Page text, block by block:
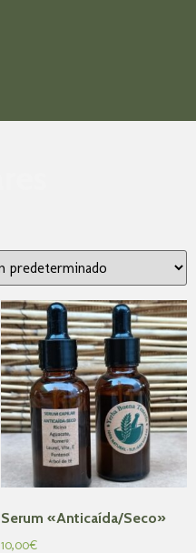
Serum «Anticaída/Seco»
10,00€